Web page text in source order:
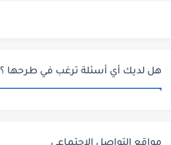
هل لديك أي أسئلة ترغب في طرحها ؟